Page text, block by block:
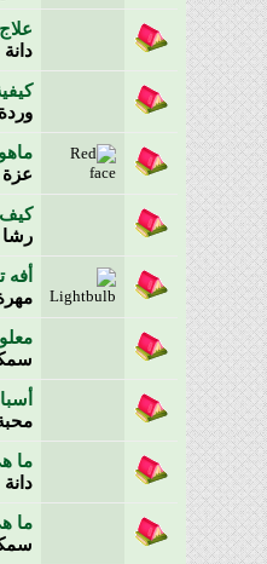
دانة
عزة
كيف
رشا
أفه
ما
دانة
ما